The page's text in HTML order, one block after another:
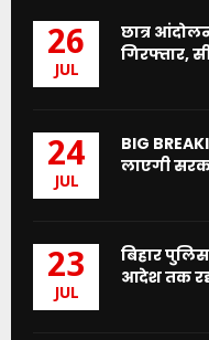
26
JUL
छात्र
गिरफ्तार,
24
JUL
BIG
लाएगी
23
JUL
बिहार
आदेश तक